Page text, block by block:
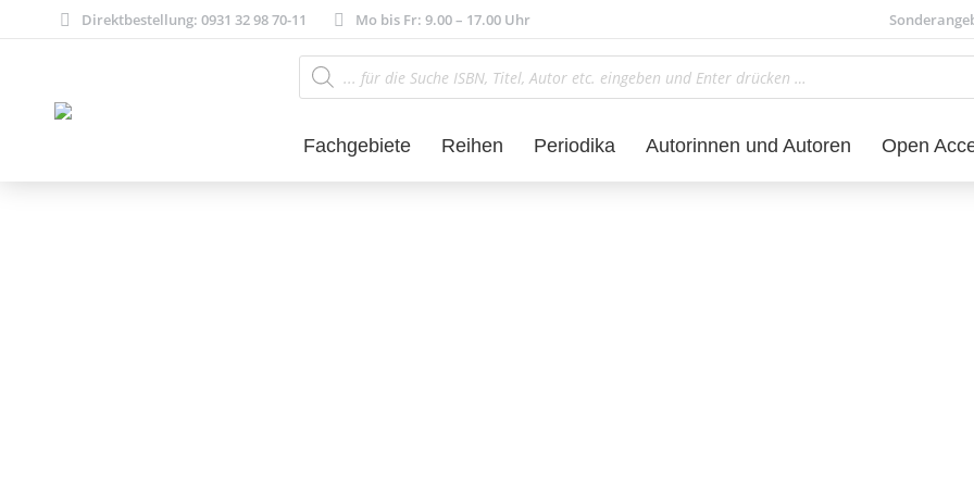
Direktbestellung: 0931 32 98 70-11 Mo bis Fr: 9.00 – 17.00 Uhr
Products
search
Fachgebiete Reihen Periodika Autorinnen und Autoren Open